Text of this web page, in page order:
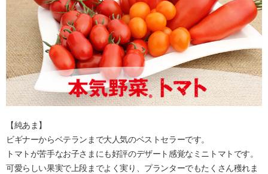
【純あま】
ビギナーからベテランまで大人気のベストセラーです。
トマトが苦手なお子さまにも好評のデザート感覚なミニトマトです。
可愛らしい果実で上段までよく実り、プランターでもたくさん穫れま